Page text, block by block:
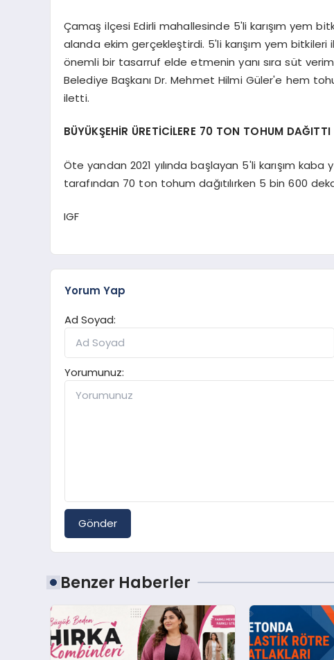
Çamaş ilçesi Edirli mahallesinde 5'li karışım yem
alanda ekim gerçekleştirdi. 5'li karışım yem bitkileri
önemli bir tasarruf elde etmenin yanı sıra süt
Belediye Başkanı Dr. Mehmet Hilmi Güler'e hem
iletti.
BÜYÜKŞEHİR ÜRETİCİLERE 70 TON TOHUM DAĞITTI
Öte yandan 2021 yılında başlayan 5'li karışım
tarafından 70 ton tohum dağıtılırken 5 bin 600
IGF
Yorum Yap
Ad Soyad:
Yorumunuz:
Gönder
Benzer Haberler